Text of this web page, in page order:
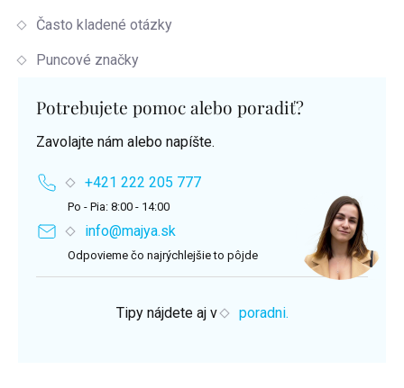
Často kladené otázky
Puncové značky
Potrebujete pomoc alebo poradiť?
Zavolajte nám alebo napíšte.
+421 222 205 777
Po - Pia: 8:00 - 14:00
info@majya.sk
Odpovieme čo najrýchlejšie to pôjde
Tipy nájdete aj v poradni.